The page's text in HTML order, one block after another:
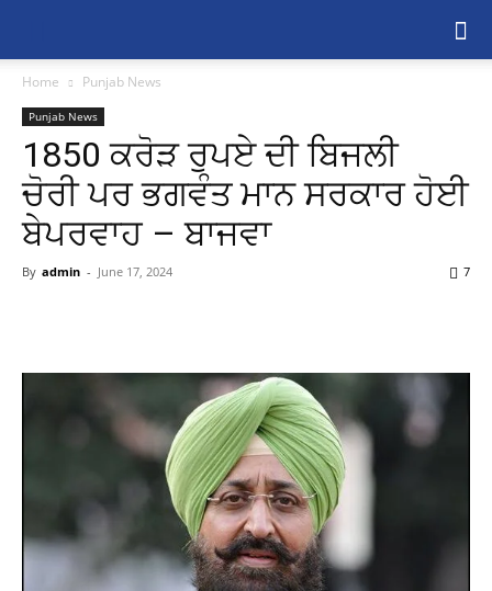
Home Punjab News
Punjab News
1850 ਕਰੋੜ ਰੁਪਏ ਦੀ ਬਿਜਲੀ
ਚੋਰੀ ਪਰ ਭਗਵੰਤ ਮਾਨ ਸਰਕਾਰ ਹੋਈ
ਬੇਪਰਵਾਹ – ਬਾਜਵਾ
By admin - June 17, 2024 7